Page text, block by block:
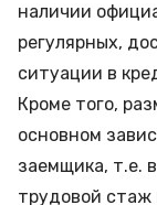
наличии
регулярных,
ситуации в
Кроме того,
основном
заемщика, т.е.
трудовой стаж